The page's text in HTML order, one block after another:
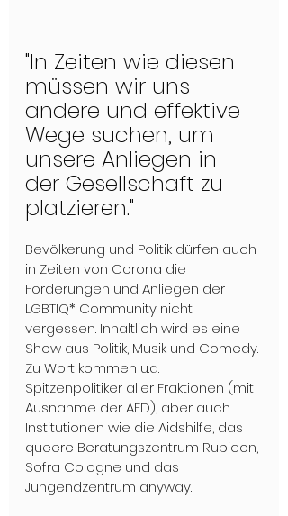
"In Zeiten wie diesen
müssen wir uns
andere und effektive
Wege suchen, um
unsere Anliegen in
der Gesellschaft zu
platzieren."
Bevölkerung und Politik dürfen auch
in Zeiten von Corona die
Forderungen und Anliegen der
LGBTIQ* Community nicht
vergessen. Inhaltlich wird es eine
Show aus Politik, Musik und Comedy.
Zu Wort kommen u.a.
Spitzenpolitiker aller Fraktionen (mit
Ausnahme der AFD), aber auch
Institutionen wie die Aidshilfe, das
queere Beratungszentrum Rubicon,
Sofra Cologne und das
Jungendzentrum anyway.